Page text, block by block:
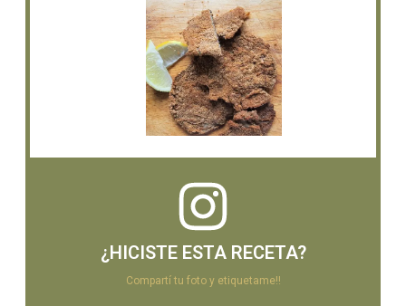
¿HICISTE ESTA RECETA?
Compartí tu foto y etiquetame!!